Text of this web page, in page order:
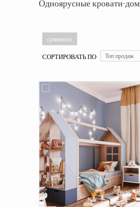
Одноярусные кровати-
СОРТИРОВАТЬ ПО Топ продаж